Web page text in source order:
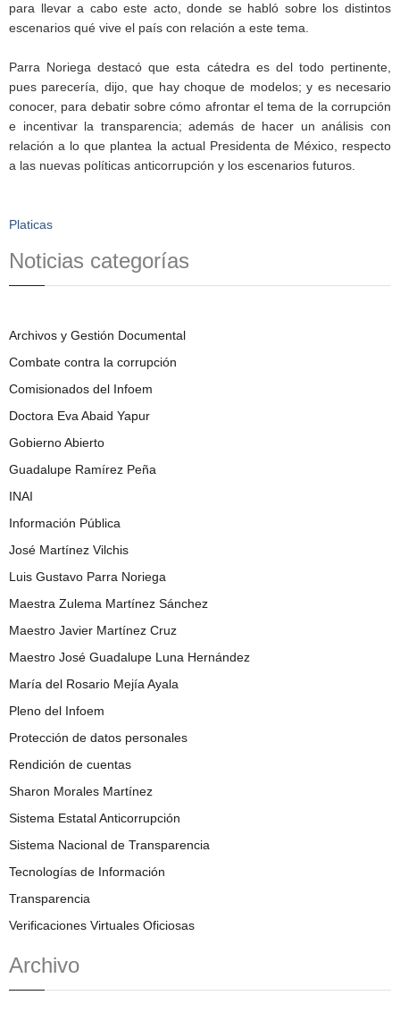
para llevar a cabo este acto, donde se habló sobre los distintos
escenarios qué vive el país con relación a este tema.
Parra Noriega destacó que esta cátedra es del todo pertinente,
pues parecería, dijo, que hay choque de modelos; y es necesario
conocer, para debatir sobre cómo afrontar el tema de la corrupción
e incentivar la transparencia; además de hacer un análisis con
relación a lo que plantea la actual Presidenta de México, respecto
a las nuevas políticas anticorrupción y los escenarios futuros.
Platicas
Noticias categorías
Archivos y Gestión Documental
Combate contra la corrupción
Comisionados del Infoem
Doctora Eva Abaid Yapur
Gobierno Abierto
Guadalupe Ramírez Peña
INAI
Información Pública
José Martínez Vilchis
Luis Gustavo Parra Noriega
Maestra Zulema Martínez Sánchez
Maestro Javier Martínez Cruz
Maestro José Guadalupe Luna Hernández
María del Rosario Mejía Ayala
Pleno del Infoem
Protección de datos personales
Rendición de cuentas
Sharon Morales Martínez
Sistema Estatal Anticorrupción
Sistema Nacional de Transparencia
Tecnologías de Información
Transparencia
Verificaciones Virtuales Oficiosas
Archivo